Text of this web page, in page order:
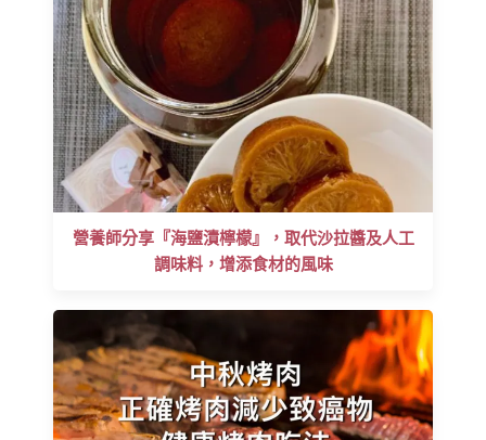
營養師分享『海鹽漬檸檬』，取代沙拉醬及人工
調味料，增添食材的風味